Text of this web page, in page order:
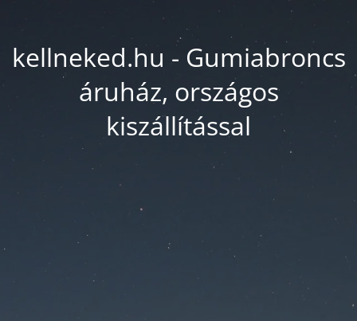
kellneked.hu - Gumiabroncs
áruház, országos
kiszállítással